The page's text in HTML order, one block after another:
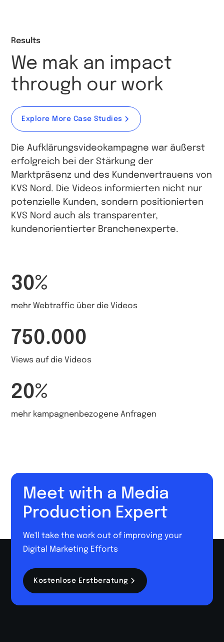
Results
We mak an impact
through our work
Explore More Case Studies
Die Aufklärungsvideokampagne war äußerst
erfolgreich bei der Stärkung der
Marktpräsenz und des Kundenvertrauens von
KVS Nord. Die Videos informierten nicht nur
potenzielle Kunden, sondern positionierten
KVS Nord auch als transparenter,
kundenorientierter Branchenexperte.
30%
mehr Webtraffic über die Videos
750.000
Views auf die Videos
20%
mehr kampagnenbezogene Anfragen
Meet with a Media
Production Expert
We'll take the work out of improving your
Digital Marketing Efforts
Kostenlose Erstberatung